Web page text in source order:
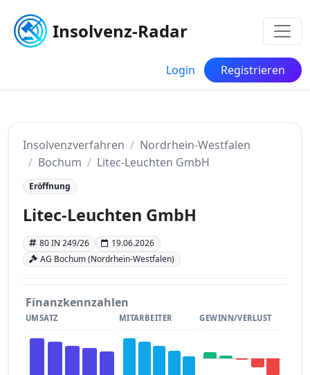
Insolvenz-Radar
Login Registrieren
Insolvenzverfahren
Nordrhein-Westfalen
Bochum
Litec-Leuchten GmbH
Eröffnung
Litec-Leuchten GmbH
80 IN 249/26
19.06.2026
AG Bochum (Nordrhein-Westfalen)
Finanzkennzahlen
UMSATZ MITARBEITER GEWINN/VERLUST